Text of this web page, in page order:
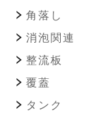
角落し
消泡関連
整流板
覆蓋
タンク